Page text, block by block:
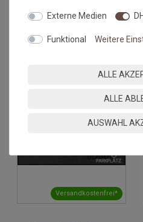
Fusmatte Salonloewe No
Versandkostenfrei*
Versandkostenfrei*
NEU
Externe Medien
Funktional Weitere
ALLE
ALLE
AUSWAHL